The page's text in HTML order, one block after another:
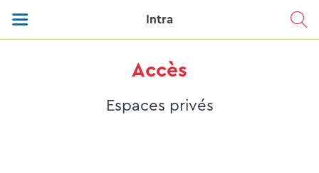
Intra
Accès
Espaces privés